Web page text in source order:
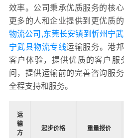
效率。公司秉承优质服务的核
更多的人和企业提供到更优质的
物流公司,东莞长安镇到忻州宁
宁武县物流专线运输服务。港
客户体验，提供优质的客户服
问，提供运输前的完善咨询服
全程支持和服务。
运
输
方
起步价格 重量报价